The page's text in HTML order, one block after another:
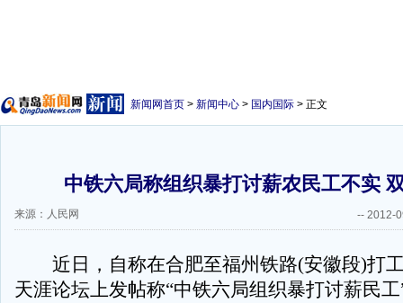
新闻网首页 > 新闻中心 > 国内国际 > 正文
中铁六局称组织暴打讨薪农民工不实
来源：人民网 -- 2012-
近日，自称在合肥至福州铁路(安徽段)打
天涯论坛上发帖称“中铁六局组织暴打讨薪民